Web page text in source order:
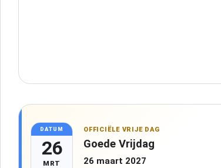
DATUM
26
MRT
OFFICIËLE VRIJE DAG
Goede Vrijdag
26 maart 2027